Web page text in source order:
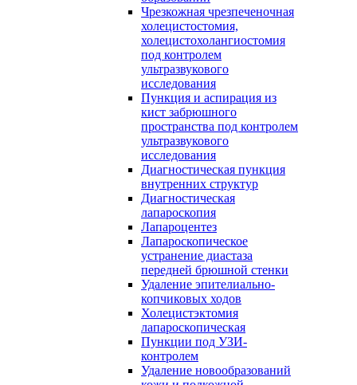
Чрезкожная чрезпеченочная
холецистостомия,
холецистохолангиостомия
под контролем
ультразвукового
исследования
Пункция и аспирация из
кист забрюшного
пространства под контролем
ультразвукового
исследования
Диагностическая пункция
внутренних структур
Диагностическая
лапароскопия
Лапароцентез
Лапароскопическое
устранение диастаза
передней брюшной стенки
Удаление эпителиально-
копчиковых ходов
Холецистэктомия
лапароскопическая
Пункции под УЗИ-
контролем
Удаление новообразований